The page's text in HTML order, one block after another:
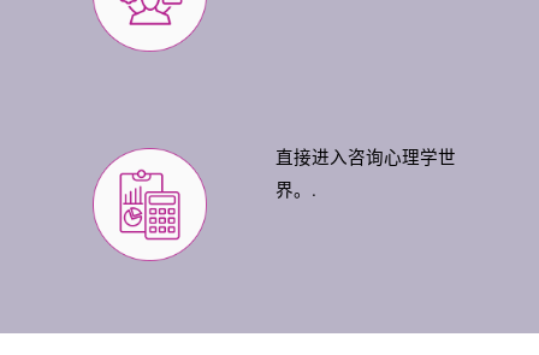
直接进入咨询心理学世
界。.